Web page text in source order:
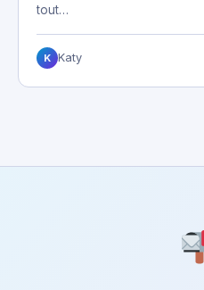
tout…
K Katy